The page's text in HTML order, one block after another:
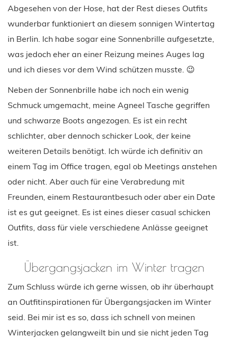
Abgesehen von der Hose, hat der Rest dieses Outfits
wunderbar funktioniert an diesem sonnigen Wintertag
in Berlin. Ich habe sogar eine Sonnenbrille aufgesetzte,
was jedoch eher an einer Reizung meines Auges lag
und ich dieses vor dem Wind schützen musste. 😉
Neben der Sonnenbrille habe ich noch ein wenig
Schmuck umgemacht, meine Agneel Tasche gegriffen
und schwarze Boots angezogen. Es ist ein recht
schlichter, aber dennoch schicker Look, der keine
weiteren Details benötigt. Ich würde ich definitiv an
einem Tag im Office tragen, egal ob Meetings anstehen
oder nicht. Aber auch für eine Verabredung mit
Freunden, einem Restaurantbesuch oder aber ein Date
ist es gut geeignet. Es ist eines dieser casual schicken
Outfits, dass für viele verschiedene Anlässe geeignet
ist.
Übergangsjacken im Winter tragen
Zum Schluss würde ich gerne wissen, ob ihr überhaupt
an Outfitinspirationen für Übergangsjacken im Winter
seid. Bei mir ist es so, dass ich schnell von meinen
Winterjacken gelangweilt bin und sie nicht jeden Tag